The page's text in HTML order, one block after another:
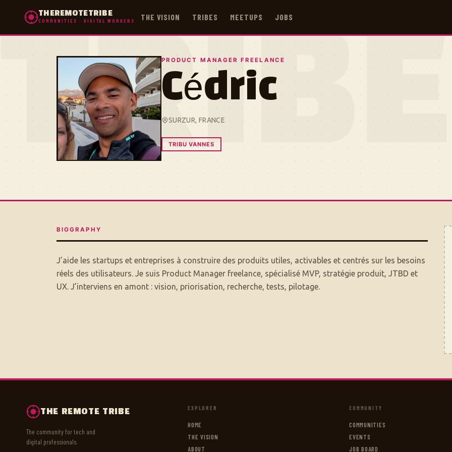
THEREMOTETRIBE
COMMUNITIES · DIGITAL WORKERS THE VISION TRIBES MEETUPS JOBS
TRIBE
PRODUCT MANAGER FREELANCE
Cédric
SURZUR, FRANCE
TRIBU VANNES
BIOGRAPHY
J’aide les startups et entreprises à construire des produits utiles, activables et centrés sur les besoins
réels des utilisateurs. Je suis Product Manager freelance, spécialisé MVP, stratégie produit, JTBD et
UX. J’interviens en amont : vision, priorisation, recherche, tests, pilotage.
THE REMOTE TRIBE
The community for tech and
digital professionals.
EXPLORER
HOME
THE VISION
ABOUT
COMMUNITY
COMMUNITIES
EVENTS
JOB BOARD